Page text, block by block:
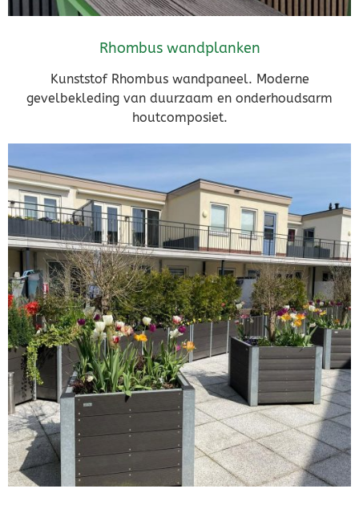
Rhombus wandplanken
Kunststof Rhombus wandpaneel. Moderne
gevelbekleding van duurzaam en onderhoudsarm
houtcomposiet.